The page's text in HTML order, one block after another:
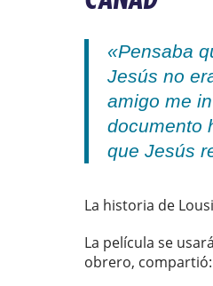
«Pensaba
Jesús no
amigo me
documento
que Jesús
La historia de
La película se
obrero, compartió: